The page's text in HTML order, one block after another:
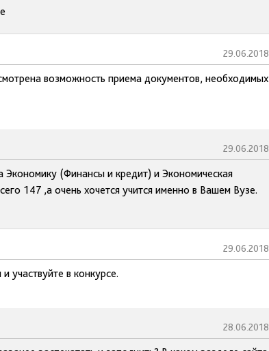
29.06.2018
возможность приема документов, необходимых
29.06.2018
(Финансы и кредит) и Экономическая
147 ,а очень хочется учится именно в Вашем Вузе.
29.06.2018
участвуйте в конкурсе.
28.06.2018